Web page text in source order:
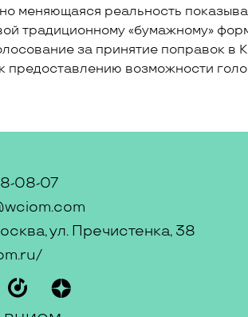
меняющаяся реальность
традиционному «бумажному»
за принятие поправок в
предоставлению возможности
08-07
ул. Пречистенка, 38